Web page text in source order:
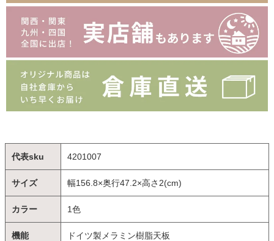
代表sku 4201007
サイズ 幅156.8×奥行47.2×高さ2(cm)
カラー 1色
機能 ドイツ製メラミン樹脂天板